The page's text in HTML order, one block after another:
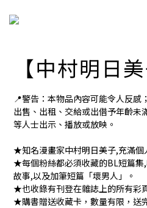
【中村明日
📍警告：本物品內容可能令人反感
出售、出租、交給或出借予年齡未
等人士出示、播放或放映。
★知名漫畫家中村明日美子,充滿個
★每個粉絲都必須收藏的BL短篇集
故事,以及加筆短篇「壞男人」。
★也收錄有刊登在雜誌上的所有彩
★購書贈送收藏卡，數量有限，送